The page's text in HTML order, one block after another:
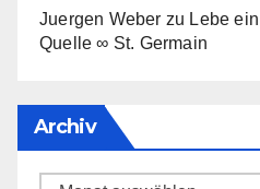
Juergen Weber zu Lebe
Quelle ∞ St. Germain
Archiv